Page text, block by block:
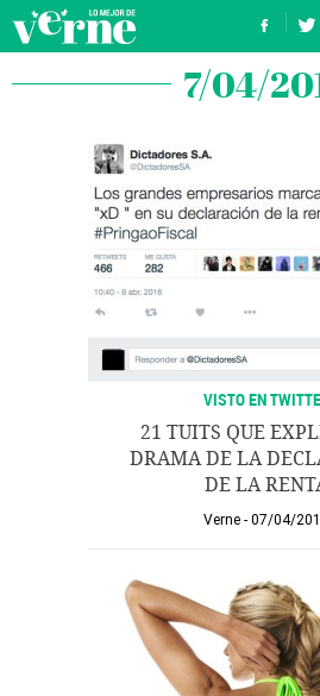
7/04/
VISTO EN
21 TUITS QUE
DRAMA DE LA
DE LA
Verne 07/04/